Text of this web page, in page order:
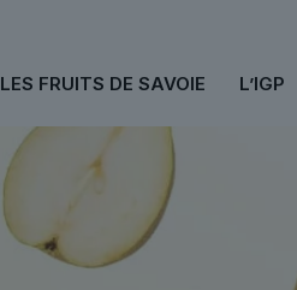
LES FRUITS DE SAVOIE L’IGP